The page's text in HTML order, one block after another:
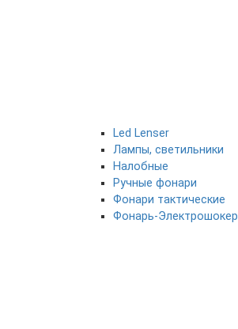
Led Lenser
Лампы, светильники
Налобные
Ручные фонари
Фонари тактические
Фонарь-Электрошокер